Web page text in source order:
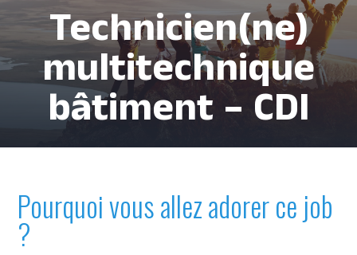
Technicien(ne)
multitechnique
bâtiment – CDI
Pourquoi vous allez adorer ce job
?